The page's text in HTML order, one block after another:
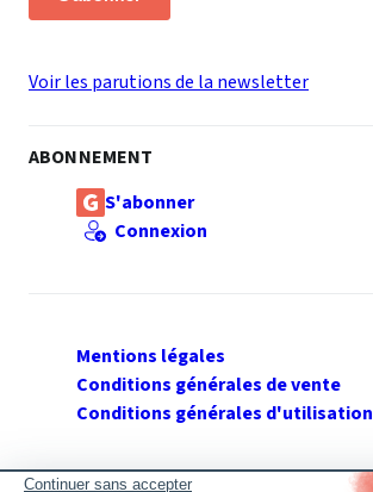
Voir les parutions de la newsletter
ABONNEMENT
S'abonner
Connexion
Mentions légales
Conditions générales de vente
Conditions générales d'utilisation